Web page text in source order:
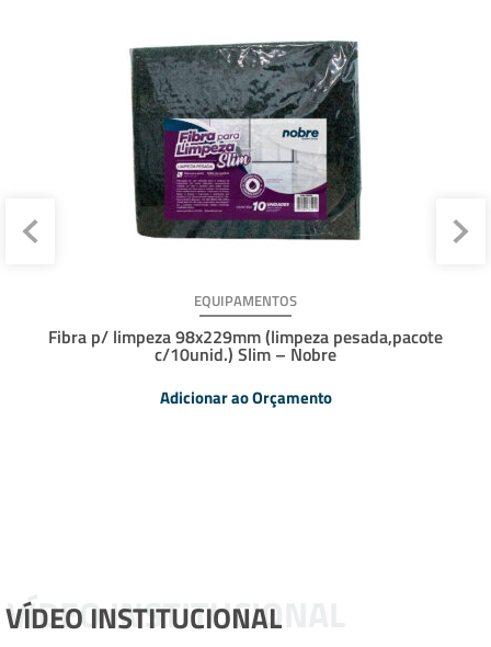
EQUIPAMENTOS
Fibra p/ limpeza 98x229mm (limpeza pesada,pacote
c/10unid.) Slim – Nobre
Adicionar ao Orçamento
VÍDEO INSTITUCIONAL
VÍDEO INSTITUCIONAL